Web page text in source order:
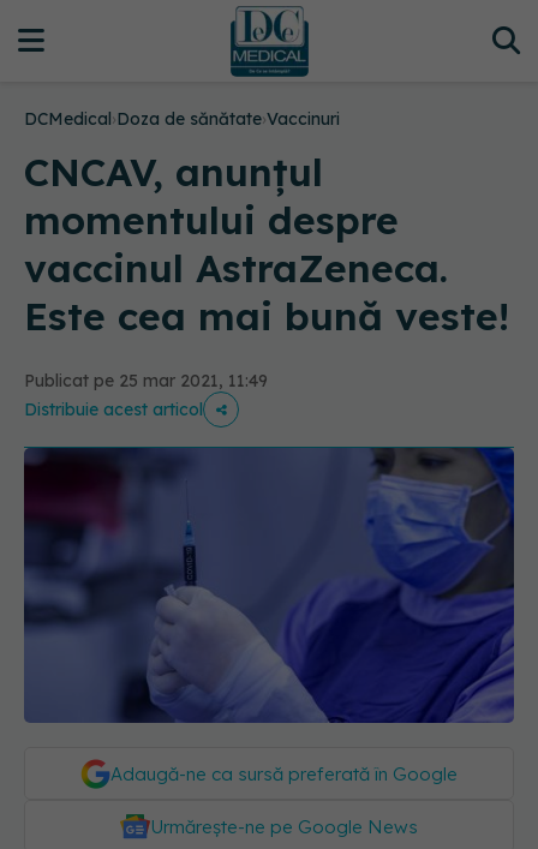
DCMedical›Doza de sănătate›Vaccinuri
CNCAV, anunțul
momentului despre
vaccinul AstraZeneca.
Este cea mai bună veste!
Publicat pe 25 mar 2021, 11:49
Distribuie acest articol
Adaugă-ne ca sursă preferată în Google
Urmărește-ne pe Google News